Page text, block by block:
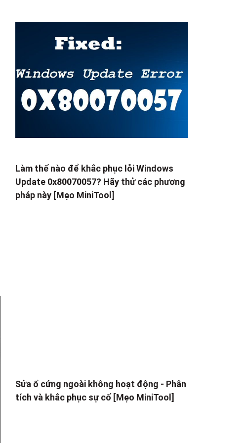
Làm thế nào để khắc phục lỗi Windows
Update 0x80070057? Hãy thử các phương
pháp này [Mẹo MiniTool]
Sửa ổ cứng ngoài không hoạt động - Phân
tích và khắc phục sự cố [Mẹo MiniTool]